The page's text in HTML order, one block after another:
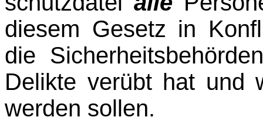
diesem Gesetz in
die
Delikte verübt hat und
werden sollen.